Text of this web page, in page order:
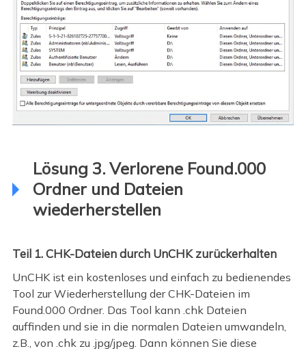
Lösung 3. Verlorene Found.000
Ordner und Dateien
wiederherstellen
Teil 1. CHK-Dateien durch UnCHK zurückerhalten
UnCHK ist ein kostenloses und einfach zu bedienendes
Tool zur Wiederherstellung der CHK-Dateien im
Found.000 Ordner. Das Tool kann .chk Dateien
auffinden und sie in die normalen Dateien umwandeln,
z.B., von .chk zu .jpg/jpeg. Dann können Sie diese